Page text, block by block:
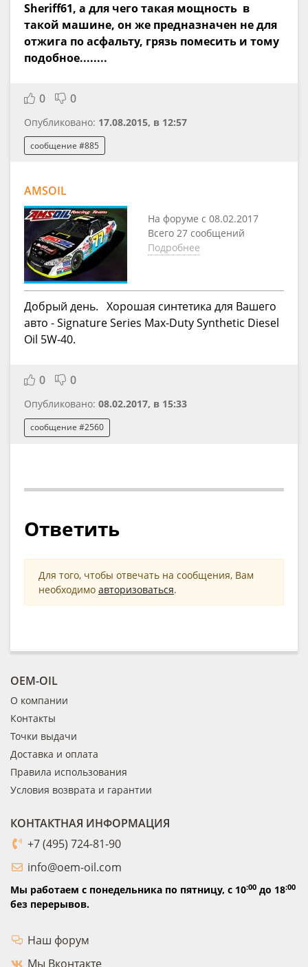
Sheriff61, а для чего такая мощность в
такой машине, он же предназначен не для
отжига по асфальту, грязь помесить и тому
подобное........
0 0
Опубликовано: 17.08.2015, в 12:57
сообщение #885
AMSOIL
На форуме с 08.02.2017
Всего 27 сообщений
Подробнее
Добрый день. Хорошая синтетика для Вашего
авто - Signature Series Max-Duty Synthetic Diesel
Oil 5W-40.
0 0
Опубликовано: 08.02.2017, в 15:33
сообщение #2560
Ответить
Для того, чтобы отвечать на сообщения, Вам
необходимо авторизоваться.
OEM-OIL
О компании
Контакты
Точки выдачи
Доставка и оплата
Правила использования
Условия возврата и гарантии
КОНТАКТНАЯ ИНФОРМАЦИЯ
+7 (495) 724-81-90
info@oem-oil.com
Мы работаем с понедельника по пятницу, с 10:00 до 18:00
без перерывов.
Наш форум
Мы Вконтакте